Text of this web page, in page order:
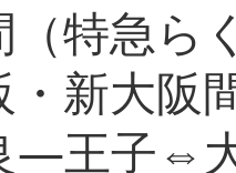
（特急
新大阪
―王子⇔